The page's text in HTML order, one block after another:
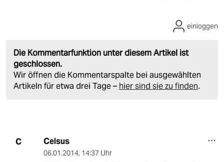
Die Kommentarfunktion unter diesem Artikel ist
geschlossen.
Wir öffnen die Kommentarspalte bei ausgewählten
Artikeln für etwa drei Tage – hier sind sie zu finden.
einloggen
C Celsus
06.01.2014, 14:37 Uhr